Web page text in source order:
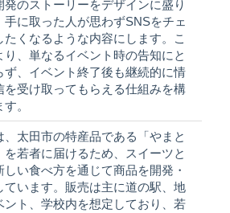
発のストーリーをデザインに盛り
手に取った人が思わずSNSをチェ
たくなるような内容にします。こ
り、単なるイベント時の告知にと
ず、イベント終了後も継続的に情
を受け取ってもらえる仕組みを構
。
、太田市の特産品である「やまと
を若者に届けるため、スイーツと
しい食べ方を通じて商品を開発・
ています。販売は主に道の駅、地
ント、学校内を想定しており、若